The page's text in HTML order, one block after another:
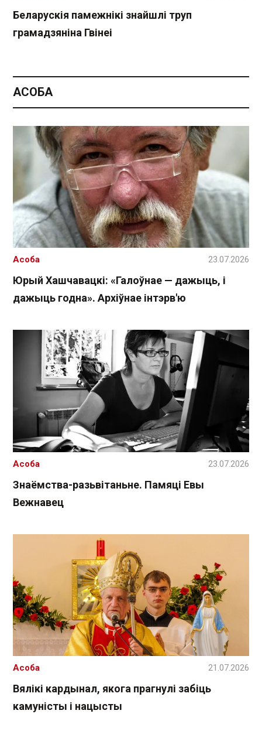
Беларускія памежнікі знайшлі труп
грамадзяніна Гвінеі
АСОБА
Юрый Хашчавацкі: «Галоўнае — дажыць, і
дажыць годна». Архіўнае інтэрв'ю
Асоба 23.07.2026
Знаёмства-разьвітаньне. Памяці Евы
Вежнавец
Асоба 23.07.2026
Вялікі кардынал, якога прагнулі забіць
камуністы і нацысты
Асоба 21.07.2026